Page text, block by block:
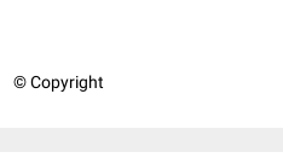
© Copyright